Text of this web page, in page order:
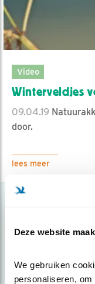
Deze website
We gebruiken
personaliseren,
Video
Winterveldjes
09.04.19
door.
lees meer